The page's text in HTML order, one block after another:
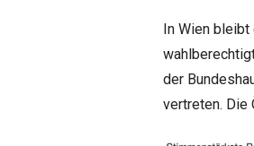
In Wien bleibt
der
vertreten. Die